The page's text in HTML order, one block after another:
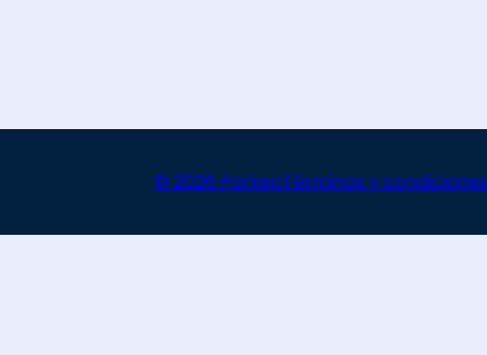
© 2026 ParkeoTérminos y condiciones